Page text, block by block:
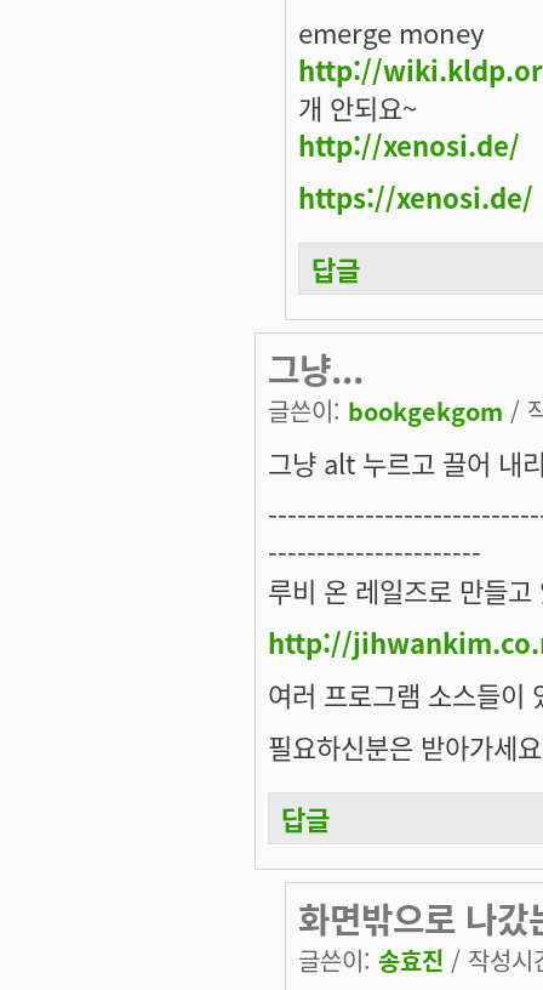
emerge money
http://
개 안되요~
http://xenosi.de/
https://xenosi.de/
답글
그냥...
글쓴이: bookgekgom /
그냥 alt 누르고 끌어 내
----------------------
루비 온 레일즈로 만들
http://
여러 프로그램 소스들이
필요하신분은 받아가세
답글
화면밖으로 나갔
글쓴이: 송효진 / 작성